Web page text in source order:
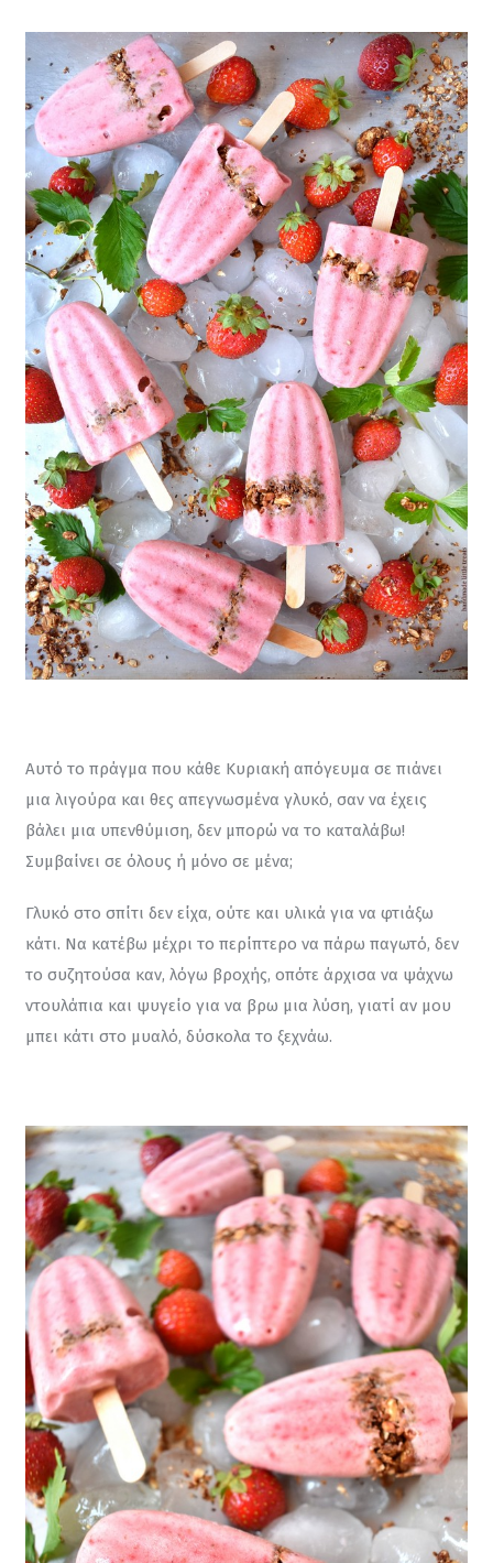
Αυτό το πράγμα που κάθε Κυριακή απόγευμα σε πιάνει
μια λιγούρα και θες απεγνωσμένα γλυκό, σαν να έχεις
βάλει μια υπενθύμιση, δεν μπορώ να το καταλάβω!
Συμβαίνει σε όλους ή μόνο σε μένα;
Γλυκό στο σπίτι δεν είχα, ούτε και υλικά για να φτιάξω
κάτι. Να κατέβω μέχρι το περίπτερο να πάρω παγωτό, δεν
το συζητούσα καν, λόγω βροχής, οπότε άρχισα να ψάχνω
ντουλάπια και ψυγείο για να βρω μια λύση, γιατί αν μου
μπει κάτι στο μυαλό, δύσκολα το ξεχνάω.